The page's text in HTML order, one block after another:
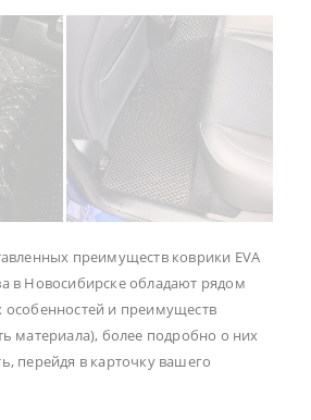
преимуществ коврики EVA
в Новосибирске обладают рядом
особенностей и преимуществ
материала), более подробно о них
перейдя в карточку вашего